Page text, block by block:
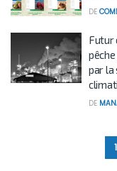
DE
Futur
par la
DE
1